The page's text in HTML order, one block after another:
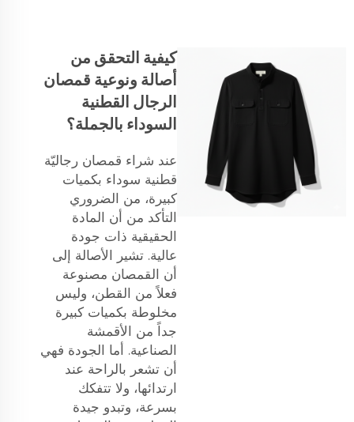
كيفية التحقق من
أصالة ونوعية قمصان
الرجال القطنية
السوداء بالجملة؟
عند شراء قمصان رجاليّة
قطنية سوداء بكميات
كبيرة، من الضروري
التأكد من أن المادة
الحقيقية ذات جودة
عالية. تشير الأصالة إلى
أن القمصان مصنوعة
فعلاً من القطن، وليس
مخلوطة بكميات كبيرة
جداً من الأقمشة
الصناعية. أما الجودة فهي
أن تشعر بالراحة عند
ارتدائها، ولا تتفكك
بسرعة، وتبدو جيدة